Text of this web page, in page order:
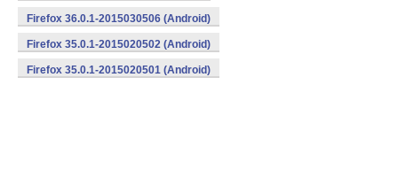
Firefox 36.0.1-2015030506 (Android)
Firefox 35.0.1-2015020502 (Android)
Firefox 35.0.1-2015020501 (Android)